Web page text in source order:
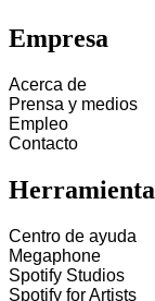
Empresa
Acerca de
Prensa y medios
Empleo
Contacto
Centro de ayuda
Megaphone
Spotify Studios
Spotify for Artists